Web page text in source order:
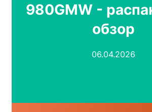
980GMW -
обзор
06.04.2026